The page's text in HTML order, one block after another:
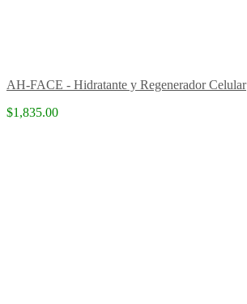
AH-FACE - Hidratante y Regenerador Celular
$1,835.00